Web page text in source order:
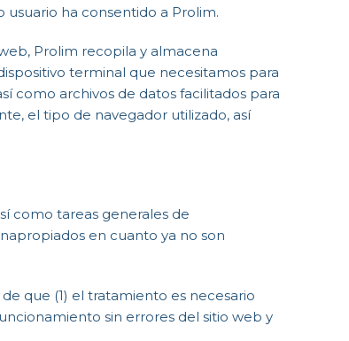
ha consentido a Prolim.
Prolim recopila y almacena
terminal que necesitamos para
como archivos de datos facilitados para
el tipo de navegador utilizado, así
como tareas generales de
en cuanto ya no son
que (1) el tratamiento es necesario
sin errores del sitio web y